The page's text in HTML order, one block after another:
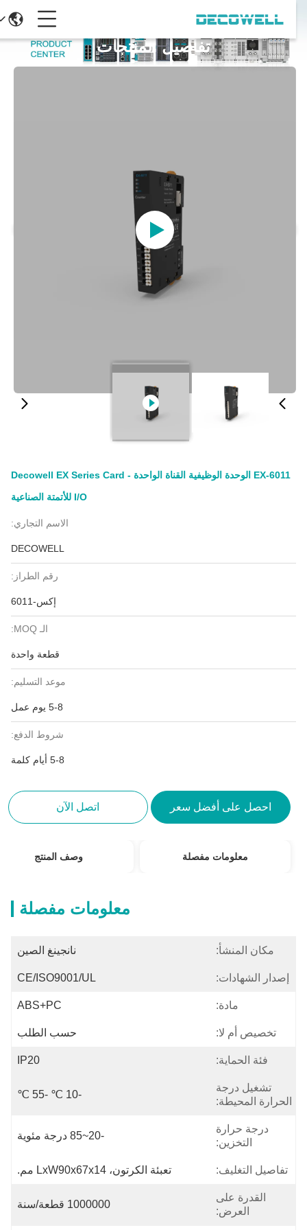
تفاصيل المنتجات
EX-6011 الوحدة الوظيفية القناة الواحدة - Decowell EX Series Card
I/O للأتمتة الصناعية
الاسم التجاري:
DECOWELL
رقم الطراز:
إكس-6011
الـ MOQ:
قطعة واحدة
موعد التسليم:
5-8 يوم عمل
شروط الدفع:
5-8 أيام كلمة
احصل على أفضل سعر اتصل الآن
معلومات مفصلة وصف المنتج
معلومات مفصلة
مكان المنشأ: نانجينغ الصين
إصدار الشهادات: CE/ISO9001/UL
مادة: ABS+PC
تخصيص أم لا: حسب الطلب
فئة الحماية: IP20
تشغيل درجة
الحرارة المحيطة:
درجة حرارة
التخزين:
تفاصيل التغليف: تعبئة الكرتون، LxW90x67x14 مم.
القدرة على
العرض:
1000000 قطعة/سنة